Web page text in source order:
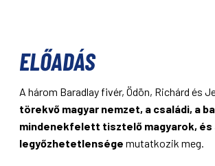
ELŐADÁS
A három Baradlay fivér, Ödön, Richárd és
törekvő magyar nemzet, a családi, a
mindenekfelett tisztelő magyarok, és
legyőzhetetlensége mutatkozik meg.